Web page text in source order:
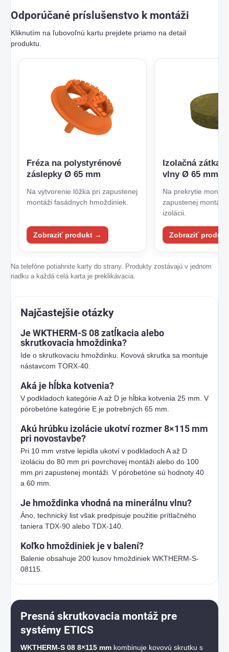
Odporúčané príslušenstvo k montáži
Kliknutím na ľubovoľnú kartu prejdete priamo na detail
produktu.
Fréza na polystyrénové
záslepky Ø 65 mm
Na vytvorenie lôžka pri zapustenej
montáži fasádnych hmoždiniek.
Zobraziť produkt →
Izolačná zátka
vlny Ø 65 mm
Na prekrytie
zapustenej montáži
izolácii.
Zobraziť
Na telefóne potiahnite karty do strany. Produkty zostávajú v jednom
riadku a každá celá karta je preklikávacia.
Najčastejšie otázky
Je WKTHERM-S 08 zatĺkacia alebo
skrutkovacia hmoždinka?
Ide o skrutkovaciu hmoždinku. Kovová skrutka sa montuje
nástavcom TORX-40.
Aká je hĺbka kotvenia?
V podkladoch kategórie A až D je hĺbka kotvenia 25 mm. V
pórobetóne kategórie E je potrebných 65 mm.
Akú hrúbku izolácie ukotví rozmer 8×115 mm
pri novostavbe?
Pri 10 mm vrstve lepidla ukotví v podkladoch A až D
izoláciu do 80 mm pri povrchovej montáži alebo do 100
mm pri zapustenej montáži. V pórobetóne sú hodnoty 40
a 60 mm.
Je hmoždinka vhodná na minerálnu vlnu?
Áno, technický list však predpisuje použitie prítlačného
taniera TDX-90 alebo TDX-140.
Koľko hmoždiniek je v balení?
Balenie obsahuje 200 kusov hmoždiniek WKTHERM-S-
08115.
Presná skrutkovacia montáž pre
systémy ETICS
WKTHERM-S 08 8×115 mm kombinuje kovovú skrutku s